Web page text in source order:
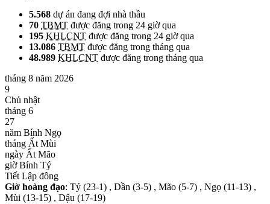
5.568 dự án đang đợi nhà thầu
70 TBMT được đăng trong 24 giờ qua
195 KHLCNT được đăng trong 24 giờ qua
13.086 TBMT được đăng trong tháng qua
48.989 KHLCNT được đăng trong tháng qua
tháng 8 năm 2026
9
Chủ nhật
tháng 6
27
năm Bính Ngọ
tháng Ất Mùi
ngày Ất Mão
giờ Bính Tý
Tiết Lập đông
Giờ hoàng đạo: Tý (23-1) , Dần (3-5) , Mão (5-7) , Ngọ (11-13) ,
Mùi (13-15) , Dậu (17-19)